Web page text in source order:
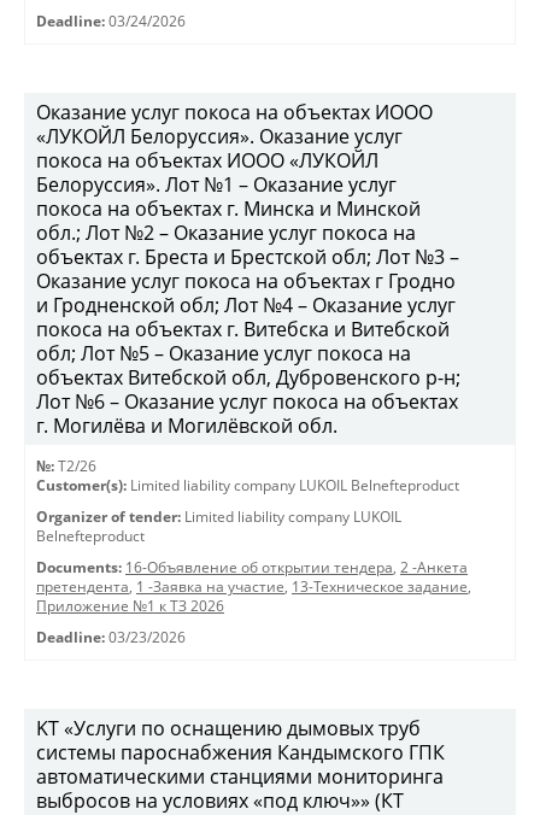
Deadline: 03/24/2026
Оказание услуг покоса на объектах ИООО
«ЛУКОЙЛ Белоруссия». Оказание услуг
покоса на объектах ИООО «ЛУКОЙЛ
Белоруссия». Лот №1 – Оказание услуг
покоса на объектах г. Минска и Минской
обл.; Лот №2 – Оказание услуг покоса на
объектах г. Бреста и Брестской обл; Лот №3 –
Оказание услуг покоса на объектах г Гродно
и Гродненской обл; Лот №4 – Оказание услуг
покоса на объектах г. Витебска и Витебской
обл; Лот №5 – Оказание услуг покоса на
объектах Витебской обл, Дубровенского р-н;
Лот №6 – Оказание услуг покоса на объектах
г. Могилёва и Могилёвской обл.
№: T2/26
Customer(s): Limited liability company LUKOIL Belnefteproduct
Organizer of tender: Limited liability company LUKOIL
Belnefteproduct
Documents: 16-Объявление об открытии тендера, 2 -Анкета
претендента, 1 -Заявка на участие, 13-Техническое задание,
Приложение №1 к ТЗ 2026
Deadline: 03/23/2026
KT «Услуги по оснащению дымовых труб
системы пароснабжения Кандымского ГПК
автоматическими станциями мониторинга
выбросов на условиях «под ключ»» (КТ